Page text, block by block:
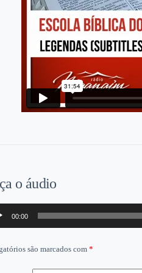
o áudio
00:00
são marcados com *